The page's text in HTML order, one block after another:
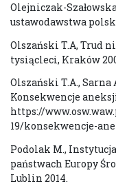
Olejniczak-
ustawodawstwa
Olszański T.A, Trud
tysiącleci, Kraków
Olszański T.A., Sarna
Konsekwencje
https://
19/konsekwencje-
Podolak M.,
państwach Europy
Lublin 2014.